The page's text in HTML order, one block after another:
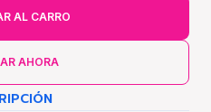
AL CARRO
AHORA